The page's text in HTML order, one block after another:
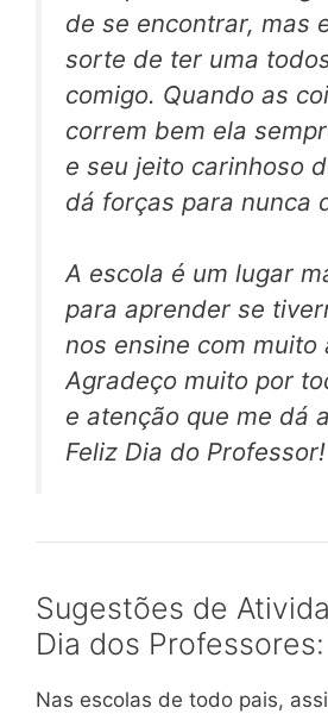
de se encontrar, mas
sorte de ter uma
comigo. Quando as
correm bem ela
e seu jeito carinhoso
dá forças para nunca
A escola é um lugar
para aprender se
nos ensine com muito
Agradeço muito por
e atenção que me dá
Feliz Dia do Professor!
Sugestões de
Dia dos Professores:
Nas escolas de todo pais,